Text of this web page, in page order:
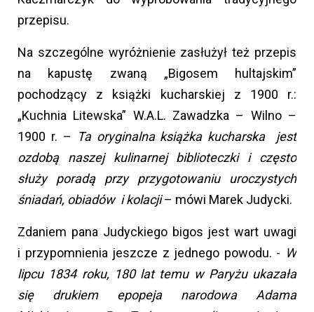
przepisu.
Na szczególne wyróżnienie zasłużył też przepis
na kapustę zwaną „Bigosem hultajskim”
pochodzący z książki kucharskiej z 1900 r.:
„Kuchnia Litewska” W.A.L. Zawadzka – Wilno –
1900 r. –
Ta oryginalna książka kucharska jest
ozdobą naszej kulinarnej biblioteczki i często
służy poradą przy przygotowaniu uroczystych
śniadań, obiadów i kolacji– mówi Marek Judycki.
Zdaniem pana Judyckiego bigos jest wart uwagi
i przypomnienia jeszcze z jednego powodu. - W
lipcu 1834 roku, 180 lat temu w Paryżu ukazała
się drukiem epopeja narodowa Adama